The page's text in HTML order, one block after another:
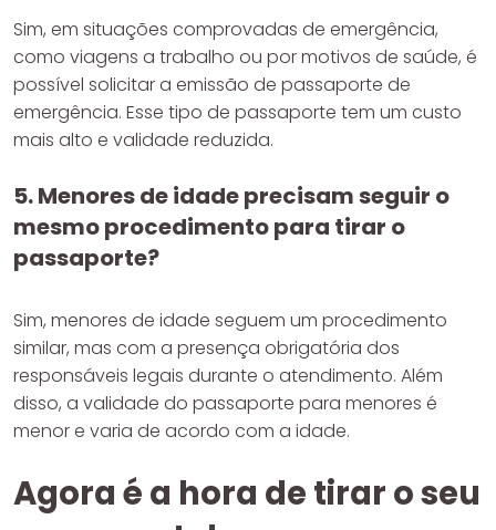
Sim, em situações comprovadas de emergência,
como viagens a trabalho ou por motivos de saúde, é
possível solicitar a emissão de passaporte de
emergência. Esse tipo de passaporte tem um custo
mais alto e validade reduzida.
5. Menores de idade precisam seguir o
mesmo procedimento para tirar o
passaporte?
Sim, menores de idade seguem um procedimento
similar, mas com a presença obrigatória dos
responsáveis legais durante o atendimento. Além
disso, a validade do passaporte para menores é
menor e varia de acordo com a idade.
Agora é a hora de tirar o seu